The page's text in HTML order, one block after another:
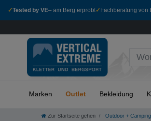
✓Tested by VE– am Berg erprobt✓ Fachberatung von
Marken Outlet Bekleidung
Zur Startseite gehen Outdoor + Camping